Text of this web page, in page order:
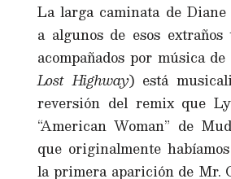
La larga caminata de
a algunos de esos
acompañados por música
Lost Highway) está
reversión del remix que
“American Woman” de
que originalmente
la primera aparición de Mr.